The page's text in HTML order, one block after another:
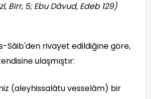
Birr, 5; Ebu Dâvud, Edeb 129)
Sâib'den rivayet edildiğine göre,
ulaşmıştır:
(aleyhissalâtu vesselâm) bir